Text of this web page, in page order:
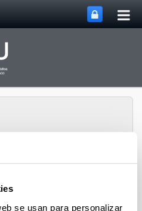
se usan para personalizar